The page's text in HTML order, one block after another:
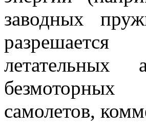
заводных
разрешается
безмоторных
самолетов,